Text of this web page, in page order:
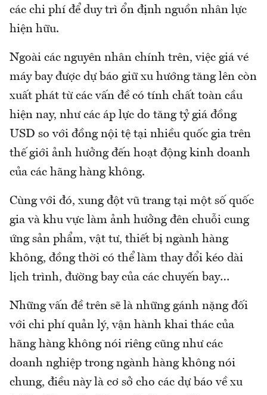
các chi phí để duy trì ổn định nguồn nhân lực
hiện hữu.
Ngoài các nguyên nhân chính trên, việc giá vé
máy bay được dự báo giữ xu hướng tăng lên còn
xuất phát từ các vấn đề có tính chất toàn cầu
hiện nay, như các áp lực do tăng tỷ giá đồng
USD so với đồng nội tệ tại nhiều quốc gia trên
thế giới ảnh hưởng đến hoạt động kinh doanh
của các hãng hàng không.
Cùng với đó, xung đột vũ trang tại một số quốc
gia và khu vực làm ảnh hưởng đên chuỗi cung
ứng sản phẩm, vật tư, thiết bị ngành hàng
không, đồng thời có thể làm thay đổi kéo dài
lịch trình, đường bay của các chuyến bay…
Những vấn đề trên sẽ là những gánh nặng đối
với chi phí quản lý, vận hành khai thác của
hãng hàng không nói riêng cũng như các
doanh nghiệp trong ngành hàng không nói
chung, điều này là cơ sở cho các dự báo về xu